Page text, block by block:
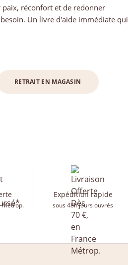
réconfort et de redonner
Un livre d'aide immédiate qui
RETRAIT EN MAGASIN
Métrop.
Expédition rapide
sous 48h jours ouvrés